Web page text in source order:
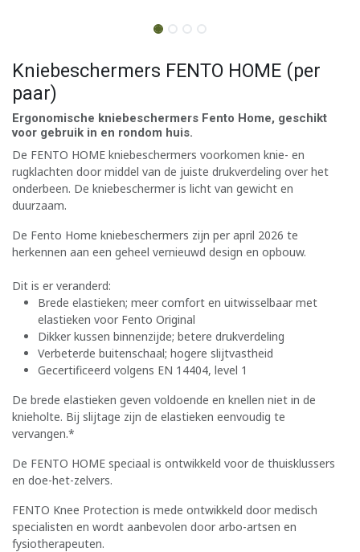
Kniebeschermers FENTO HOME (per
paar)
Ergonomische kniebeschermers Fento Home, geschikt
voor gebruik in en rondom huis.
De FENTO HOME kniebeschermers voorkomen knie- en
rugklachten door middel van de juiste drukverdeling over het
onderbeen. De kniebeschermer is licht van gewicht en
duurzaam.
De Fento Home kniebeschermers zijn per april 2026 te
herkennen aan een geheel vernieuwd design en opbouw.
Dit is er veranderd:
Brede elastieken; meer comfort en uitwisselbaar met
elastieken voor Fento Original
Dikker kussen binnenzijde; betere drukverdeling
Verbeterde buitenschaal; hogere slijtvastheid
Gecertificeerd volgens EN 14404, level 1
De brede elastieken geven voldoende en knellen niet in de
knieholte. Bij slijtage zijn de elastieken eenvoudig te
vervangen.*
De FENTO HOME speciaal is ontwikkeld voor de thuisklussers
en doe-het-zelvers.
FENTO Knee Protection is mede ontwikkeld door medisch
specialisten en wordt aanbevolen door arbo-artsen en
fysiotherapeuten.